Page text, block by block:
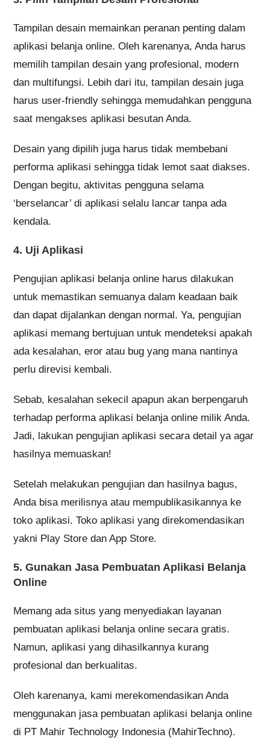
Tampilan desain memainkan peranan penting dalam
aplikasi belanja online. Oleh karenanya, Anda harus
memilih tampilan desain yang profesional, modern
dan multifungsi. Lebih dari itu, tampilan desain juga
harus user-friendly sehingga memudahkan pengguna
saat mengakses aplikasi besutan Anda.
Desain yang dipilih juga harus tidak membebani
performa aplikasi sehingga tidak lemot saat diakses.
Dengan begitu, aktivitas pengguna selama
‘berselancar’ di aplikasi selalu lancar tanpa ada
kendala.
4. Uji Aplikasi
Pengujian aplikasi belanja online harus dilakukan
untuk memastikan semuanya dalam keadaan baik
dan dapat dijalankan dengan normal. Ya, pengujian
aplikasi memang bertujuan untuk mendeteksi apakah
ada kesalahan, eror atau bug yang mana nantinya
perlu direvisi kembali.
Sebab, kesalahan sekecil apapun akan berpengaruh
terhadap performa aplikasi belanja online milik Anda.
Jadi, lakukan pengujian aplikasi secara detail ya agar
hasilnya memuaskan!
Setelah melakukan pengujian dan hasilnya bagus,
Anda bisa merilisnya atau mempublikasikannya ke
toko aplikasi. Toko aplikasi yang direkomendasikan
yakni Play Store dan App Store.
5. Gunakan Jasa Pembuatan Aplikasi Belanja
Online
Memang ada situs yang menyediakan layanan
pembuatan aplikasi belanja online secara gratis.
Namun, aplikasi yang dihasilkannya kurang
profesional dan berkualitas.
Oleh karenanya, kami merekomendasikan Anda
menggunakan jasa pembuatan aplikasi belanja online
di PT Mahir Technology Indonesia (MahirTechno).